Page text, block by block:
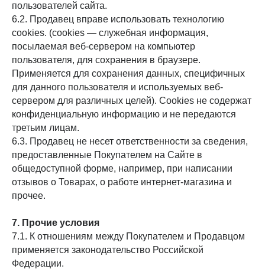
пользователей сайта.
6.2. Продавец вправе использовать технологию
cookies. (cookies — служебная информация,
посылаемая веб-сервером на компьютер
пользователя, для сохранения в браузере.
Применяется для сохранения данных, специфичных
для данного пользователя и используемых веб-
сервером для различных целей). Cookies не содержат
конфиденциальную информацию и не передаются
третьим лицам.
6.3. Продавец не несет ответственности за сведения,
предоставленные Покупателем на Сайте в
общедоступной форме, например, при написании
отзывов о Товарах, о работе интернет-магазина и
прочее.
7. Прочие условия
7.1. К отношениям между Покупателем и Продавцом
применяется законодательство Российской
Федерации.
Сотрудничество
Оптовые закупки
Юридическая информация
Политика конфиденциальности
Публичная оферта
Социальные сети
Служба поддержки
Часы работы службы поддержки:
с 09:00 до 19:00 (по МСК)
Бот-поддержки
Адрес: 368303, Республика Дагестан, г.
Каспийск, Каспийское шоссе 17б, кв. 48
2026